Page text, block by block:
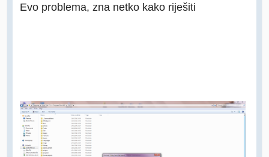
Evo problema, zna netko kako riješiti